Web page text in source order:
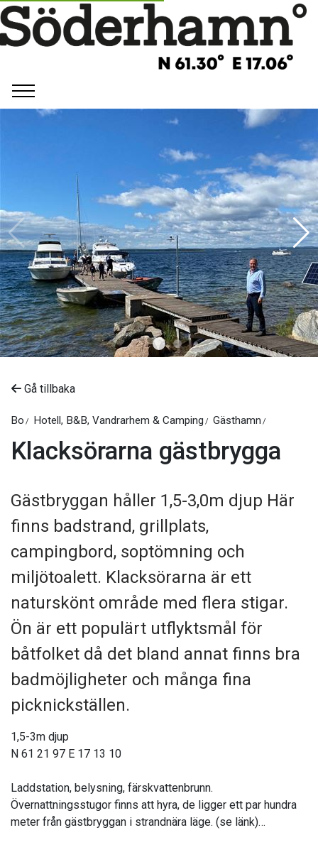
Gå tillbaka
Bo Hotell, B&B, Vandrarhem & Camping Gästhamn
Klacksörarna gästbrygga
Gästbryggan håller 1,5-3,0m djup Här
finns badstrand, grillplats,
campingbord, soptömning och
miljötoalett. Klacksörarna är ett
naturskönt område med flera stigar.
Ön är ett populärt utflyktsmål för
båtfolket då det bland annat finns bra
badmöjligheter och många fina
picknickställen.
1,5-3m djup
N 61 21 97 E 17 13 10
Laddstation, belysning, färskvattenbrunn.
Övernattningsstugor finns att hyra, de ligger ett par hundra
meter från gästbryggan i strandnära läge. (se länk)